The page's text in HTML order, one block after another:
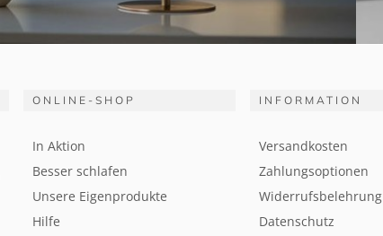
ONLINE-SHOP
In Aktion
Besser schlafen
Unsere Eigenprodukte
Hilfe
INFORMATION
Versandkosten
Zahlungsoptionen
Widerrufsbelehrung
Datenschutz